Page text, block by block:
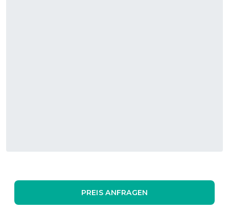
PREIS ANFRAGEN